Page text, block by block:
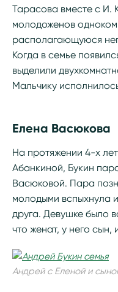
Тарасова вместе с И.
молодоженов
располагающуюся
Когда в семье
выделили
Мальчику
Елена Васюкова
На протяжении 4-х
Абанкиной, Букин
Васюковой. Пара
молодыми вспыхнула
друга. Девушке было
что женат, у него сын,
Андрей с Еленой и